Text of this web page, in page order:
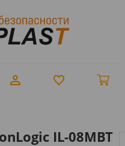
IL-08MBT